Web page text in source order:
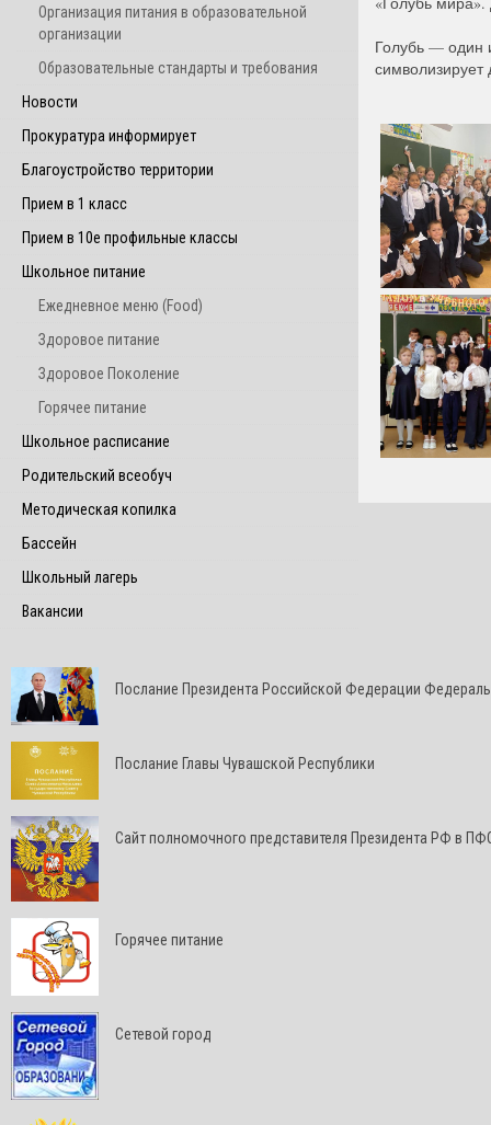
Организация питания в образовательной
организации
Образовательные стандарты и требования
Новости
Прокуратура информирует
Благоустройство территории
Прием в 1 класс
Прием в 10е профильные классы
Школьное питание
Ежедневное меню (Food)
Здоровое питание
Здоровое Поколение
Горячее питание
Школьное расписание
Родительский всеобуч
Методическая копилка
Бассейн
Школьный лагерь
Вакансии
Голубь — один
символизирует
Послание Президента Российской Федерации
Послание Главы Чувашской Республики
Cайт полномочного представителя Президента РФ в
Горячее питание
Сетевой город